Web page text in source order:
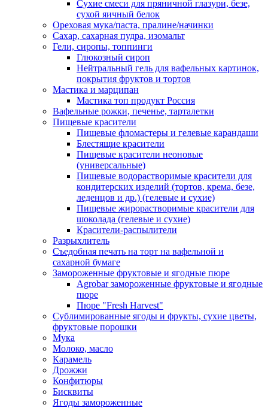
Сухие смеси для пряничной глазури, безе,
сухой яичный белок
Ореховая мука/паста, пралине/начинки
Сахар, сахарная пудра, изомальт
Гели, сиропы, топпинги
Глюкозный сироп
Нейтральный гель для вафельных картинок,
покрытия фруктов и тортов
Мастика и марципан
Мастика топ продукт Россия
Вафельные рожки, печенье, тарталетки
Пищевые красители
Пищевые фломастеры и гелевые карандаши
Блестящие красители
Пищевые красители неоновые
(универсальные)
Пищевые водорастворимые красители для
кондитерских изделий (тортов, крема, безе,
леденцов и др.) (гелевые и сухие)
Пищевые жирорастворимые красители для
шоколада (гелевые и сухие)
Красители-распылители
Разрыхлитель
Съедобная печать на торт на вафельной и
сахарной бумаге
Замороженные фруктовые и ягодные пюре
Agrobar замороженные фруктовые и ягодные
пюре
Пюре "Fresh Harvest"
Сублимированные ягоды и фрукты, сухие цветы,
фруктовые порошки
Мука
Молоко, масло
Карамель
Дрожжи
Конфитюры
Бисквиты
Ягоды замороженные